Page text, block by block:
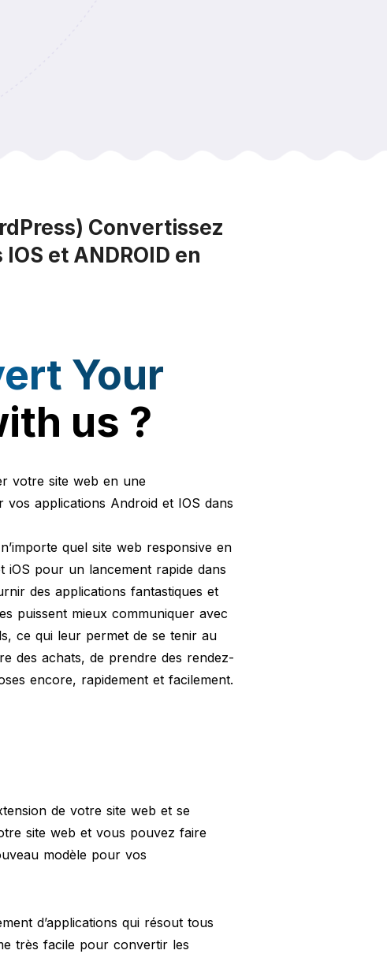
Convertissez
et ANDROID en
Your
us ?
votre site web en une
vos applications Android et IOS dans
quel site web responsive en
iOS pour un lancement rapide dans
des applications fantastiques et
puissent mieux communiquer avec
ce qui leur permet de se tenir au
des achats, de prendre des rendez-
encore, rapidement et facilement.
de votre site web et se
site web et vous pouvez faire
modèle pour vos
d’applications qui résout tous
très facile pour convertir les